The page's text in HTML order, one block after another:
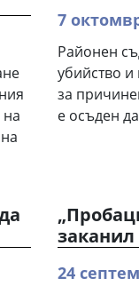
на
7
Районен
убийство и
за
е осъден
заканил
24